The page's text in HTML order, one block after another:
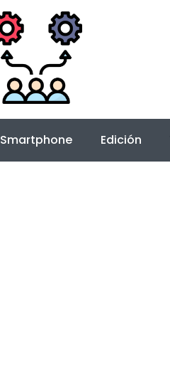
Smartphone Edición